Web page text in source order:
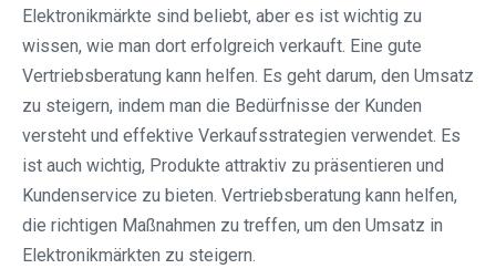
Elektronikmärkte sind beliebt, aber es ist wichtig zu
wissen, wie man dort erfolgreich verkauft. Eine gute
Vertriebsberatung kann helfen. Es geht darum, den Umsatz
zu steigern, indem man die Bedürfnisse der Kunden
versteht und effektive Verkaufsstrategien verwendet. Es
ist auch wichtig, Produkte attraktiv zu präsentieren und
Kundenservice zu bieten. Vertriebsberatung kann helfen,
die richtigen Maßnahmen zu treffen, um den Umsatz in
Elektronikmärkten zu steigern.